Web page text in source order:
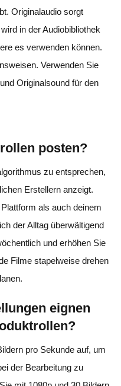
Originalaudio sorgt
in der Audiobibliothek
es verwenden können.
Verwenden Sie
Originalsound für den
posten?
zu entsprechen,
Erstellern anzeigt.
als auch deinem
der Alltag überwältigend
und erhöhen Sie
Filme stapelweise drehen
eignen
pro Sekunde auf, um
der Bearbeitung zu